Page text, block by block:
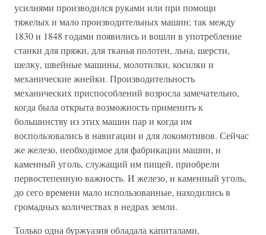
усилиями производился руками или при помощи
тяжелых и мало производительных машин; так между
1830 и 1848 годами появились и вошли в употребление
станки для пряжи, для тканья полотен, льна, шерсти,
шелку, швейные машины, молотилки, косилки и
механические жнейки. Производительность
механических приспособлений возросла замечательно,
когда была открыта возможность применить к
большинству из этих машин пар и когда им
воспользовались в навигации и для локомотивов. Сейчас
же железо, необходимое для фабрикации машин, и
каменный уголь, служащий им пищей, приобрели
первостепенную важность. И железо, и каменный уголь,
до сего времени мало использованные, находились в
громадных количествах в недрах земли.
Только одна буржуазия обладала капиталами,